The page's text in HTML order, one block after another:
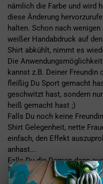
nämlich die Farbe und wird
diese Änderung
halten. Schon nach
weißer Handabdruck auf
Shirt abkühlt, nimmt es
Die
kannst z.B. Deiner Freundin
fleißig Du Sport gemacht
geschwitzt hast, sondern
heiß gemacht hast ;)
Falls Du noch keine
Shirt Gelegenheit, nette
einfach, den Effekt
anhast...
Falls Du die Damen dann
Effektes beeindrucken